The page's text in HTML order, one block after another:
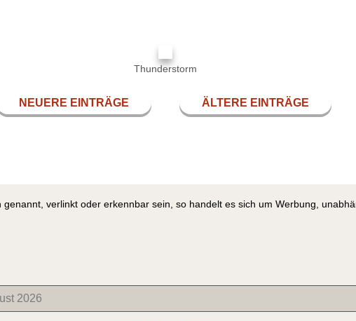
Thunderstorm
NEUERE EINTRÄGE ÄLTERE EINTRÄGE
verlinkt oder erkennbar sein, so handelt es sich um Werbung,